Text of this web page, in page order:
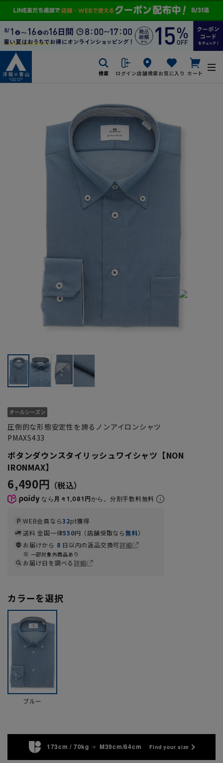
検索 ログイン店舗検索お気に入り カート
圧倒的な形態安定性を誇るノンアイロンシャツ
PMAXS433
ボタンダウンスタイリッシュワイシャツ【NON
IRONMAX】
6,490円
なら 月々1,081円から。分割手数料無料
WEB会員なら32pt獲得
送料 全国一律550円（店舗受取なら無料）
お届けから 8 日以内の返品交換可詳細
一部対象外商品あり
お届け日を調べる詳細
カラーを選択
ブルー
173cm / 70kg M39cm/84cm Find your size